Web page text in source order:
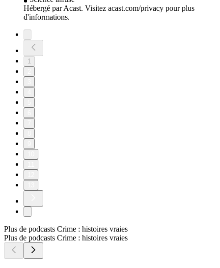
Hébergé par Acast. Visitez acast.com/privacy pour plus
d'informations.
1
Plus de podcasts Crime : histoires vraies
Plus de podcasts Crime : histoires vraies